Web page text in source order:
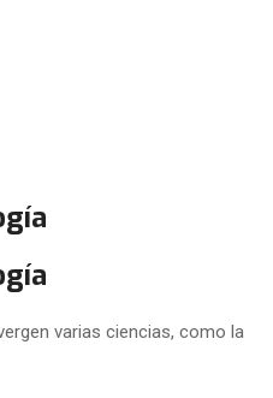
varias ciencias, como la